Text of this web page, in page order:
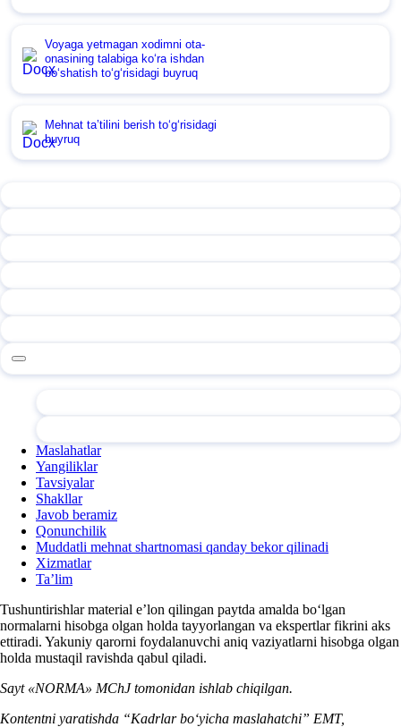
Voyaga yetmagan хodimni ota-
onasining talabiga koʻra ishdan
boʻshatish toʻgʻrisidagi buyruq
Mehnat ta’tilini berish toʻgʻrisidagi
buyruq
Maslahatlar
Yangiliklar
Tavsiyalar
Shakllar
Javob beramiz
Qonunchilik
Muddatli mehnat shartnomasi qanday bekor qilinadi
Xizmatlar
Ta’lim
Tushuntirishlar material e’lon qilingan paytda amalda boʻlgan
normalarni hisobga olgan holda tayyorlangan va ekspertlar fikrini aks
ettiradi. Yakuniy qarorni foydalanuvchi aniq vaziyatlarni hisobga olgan
holda mustaqil ravishda qabul qiladi.
Sayt «NORMA» MChJ tomonidan ishlab chiqilgan.
Kontentni yaratishda “Kadrlar boʻyicha maslahatchi” EMT,